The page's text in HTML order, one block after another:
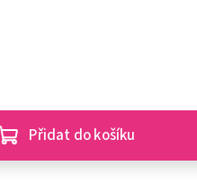
Přidat do košíku